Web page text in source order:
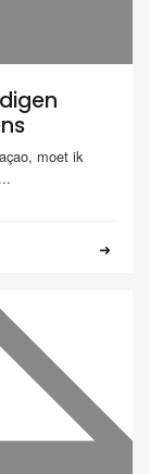
moet ik